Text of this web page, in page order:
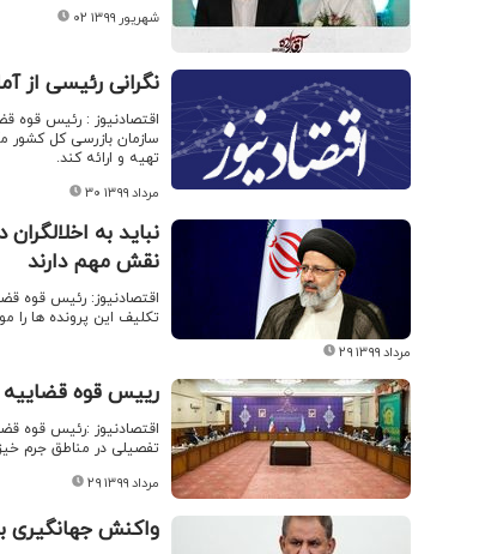
۰۲ شهریور ۱۳۹۹
نگرانی رئیسی از
اقتصادنیوز : رئیس قوه
سازمان بازرسی کل کشور
تهیه و ارائه کند.
۳۰ مرداد ۱۳۹۹
نباید به
نقش مهم دارند
اقتصادنیوز: رئیس قوه
تکلیف این پرونده ها را
۲۹ مرداد ۱۳۹۹
رییس قوه قضاییه
اقتصادنیوز :‌رئیس قوه
تفصیلی در مناطق جرم
۲۹ مرداد ۱۳۹۹
واکنش جهانگیری